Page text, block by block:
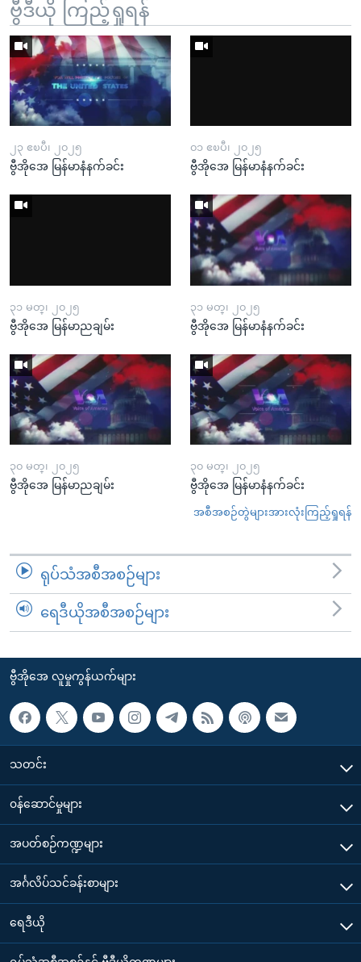
ဗွီဒီယို ကြည့်ရှုရန်
၂၃ ဧၿပီ၊ ၂၀၂၅
ဗွီအိုအေ မြန်မာနံနက်ခင်း
၀၁ ဧၿပီ၊ ၂၀၂၅
ဗွီအိုအေ မြန်မာနံနက်ခင်း
၃၁ မတ္၊ ၂၀၂၅
ဗွီအိုအေ မြန်မာညချမ်း
၃၁ မတ္၊ ၂၀၂၅
ဗွီအိုအေ မြန်မာနံနက်ခင်း
၃၀ မတ္၊ ၂၀၂၅
ဗွီအိုအေ မြန်မာညချမ်း
၃၀ မတ္၊ ၂၀၂၅
ဗွီအိုအေ မြန်မာနံနက်ခင်း
အစီအစဉ်တွဲများအားလုံးကြည့်ရှုရန်
ရုပ်သံအစီအစဉ်များ
ရေဒီယိုအစီအစဉ်များ
ဗွီအိုအေ လူမှုကွန်ယက်များ
သတင်း
၀န်ဆောင်မှုများ
အပတ်စဉ်ကဏ္ဍများ
အင်္ဂလိပ်သင်ခန်းစာများ
ရေဒီယို